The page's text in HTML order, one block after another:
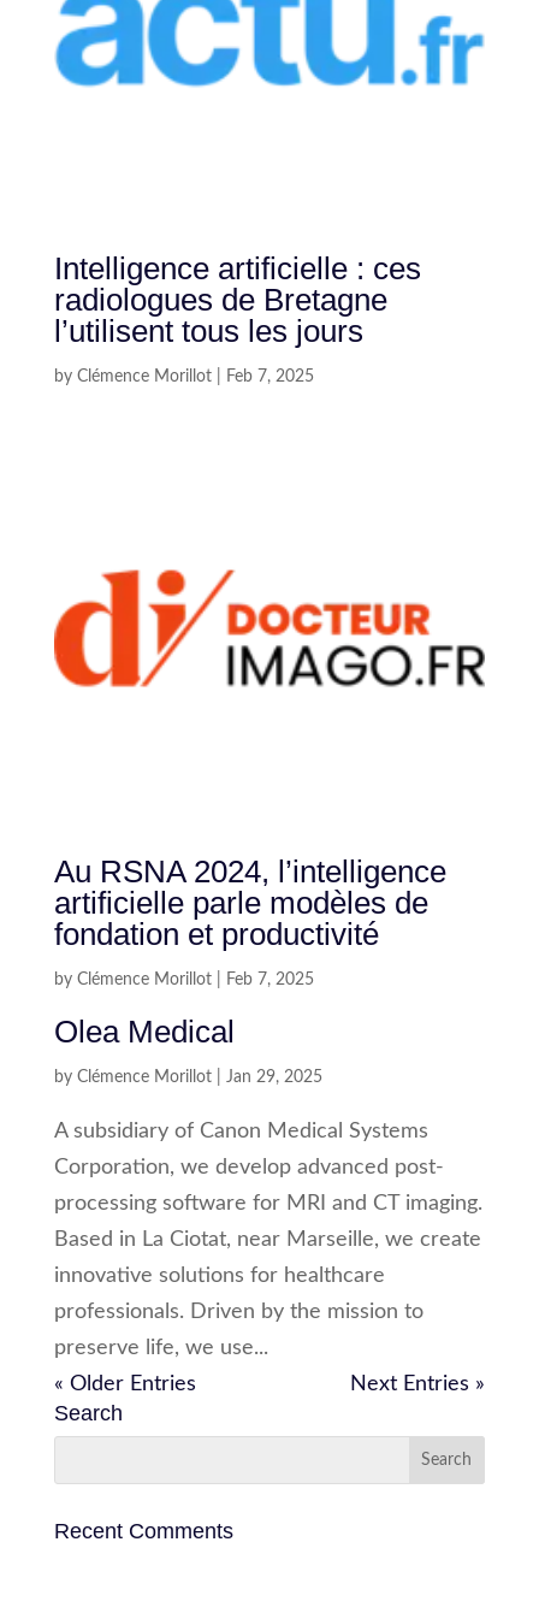
Intelligence artificielle : ces
radiologues de Bretagne
l’utilisent tous les jours
by Clémence Morillot| Feb 7, 2025
Au RSNA 2024, l’intelligence
artificielle parle modèles de
fondation et productivité
by Clémence Morillot| Feb 7, 2025
Olea Medical
by Clémence Morillot| Jan 29, 2025
A subsidiary of Canon Medical Systems
Corporation, we develop advanced post-
processing software for MRI and CT imaging.
Based in La Ciotat, near Marseille, we create
innovative solutions for healthcare
professionals. Driven by the mission to
preserve life, we use...
« Older Entries
Next Entries »
Search
Recent Comments